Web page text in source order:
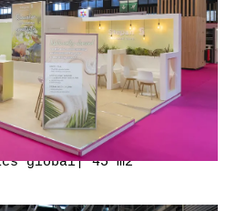
global|45 m2